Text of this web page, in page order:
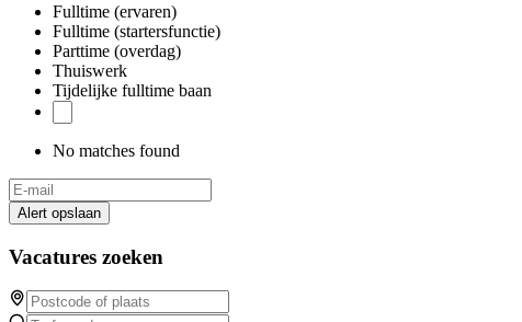
Fulltime (ervaren)
Fulltime (startersfunctie)
Parttime (overdag)
Thuiswerk
Tijdelijke fulltime baan
No matches found
Alert opslaan
Vacatures zoeken